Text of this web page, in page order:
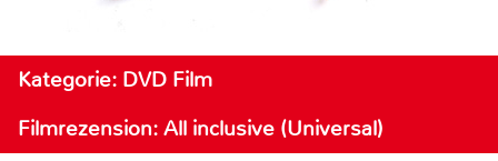
Kategorie: DVD Film
Filmrezension: All inclusive (Universal)